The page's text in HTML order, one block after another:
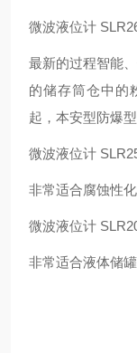
微波液位计
最新的过程智能
的储存筒仓中的
起，本安型防爆
微波液位计
非常适合腐蚀性
微波液位计
非常适合液体储